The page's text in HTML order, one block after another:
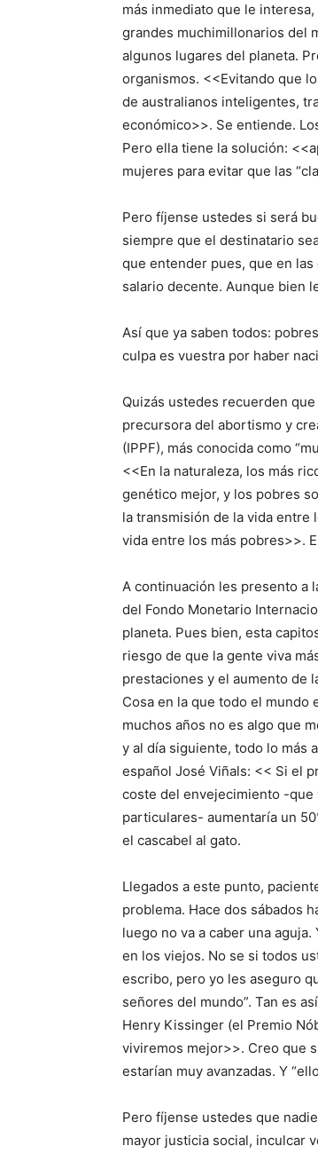
más inmediato que le
grandes muchimillonarios del
algunos lugares del planeta.
organismos. <<Evitando que
de australianos inteligentes,
económico>>. Se entiende.
Pero ella tiene la solución:
mujeres para evitar que las
Pero fíjense ustedes si será
siempre que el destinatario
que entender pues, que en
salario decente. Aunque bien
Así que ya saben todos:
culpa es vuestra por haber
Quizás ustedes recuerden
precursora del abortismo y
(IPPF), más conocida como
<<En la naturaleza, los más
genético mejor, y los pobres
la transmisión de la vida
vida entre los más pobres>>.
A continuación les presento a
del Fondo Monetario
planeta. Pues bien, esta
riesgo de que la gente viva
prestaciones y el aumento de
Cosa en la que todo el mundo
muchos años no es algo que
y al día siguiente, todo lo más
español José Viñals: << Si el
coste del envejecimiento -que
particulares- aumentaría un
el cascabel al gato.
Llegados a este punto,
problema. Hace dos sábados
luego no va a caber una
en los viejos. No se si todos
escribo, pero yo les aseguro
señores del mundo”. Tan es
Henry Kissinger (el Premio
viviremos mejor>>. Creo que
estarían muy avanzadas. Y
Pero fíjense ustedes que
mayor justicia social, inculcar